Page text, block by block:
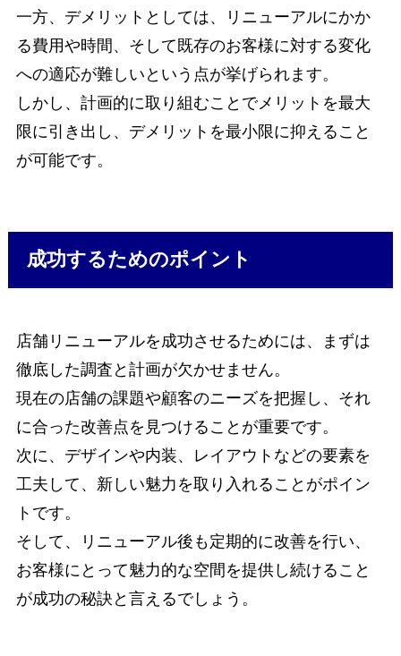
一方、デメリットとしては、リニューアルにかか
る費用や時間、そして既存のお客様に対する変化
への適応が難しいという点が挙げられます。
しかし、計画的に取り組むことでメリットを最大
限に引き出し、デメリットを最小限に抑えること
が可能です。
成功するためのポイント
店舗リニューアルを成功させるためには、まずは
徹底した調査と計画が欠かせません。
現在の店舗の課題や顧客のニーズを把握し、それ
に合った改善点を見つけることが重要です。
次に、デザインや内装、レイアウトなどの要素を
工夫して、新しい魅力を取り入れることがポイン
トです。
そして、リニューアル後も定期的に改善を行い、
お客様にとって魅力的な空間を提供し続けること
が成功の秘訣と言えるでしょう。